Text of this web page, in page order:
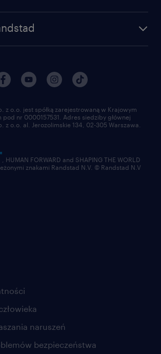
naruszeń
bezpieczeństwa
z o.o. jest spółką zarejestrowaną w Krajowym
pod nr 0000157531. Adres siedziby głównej
z o.o. al. Jerozolimskie 134, 02-305 Warszawa.
, HUMAN FORWARD and SHAPING THE WORLD
znakami Randstad N.V. © Randstad N.V